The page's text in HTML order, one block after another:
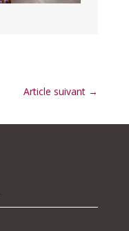
Article suivant →